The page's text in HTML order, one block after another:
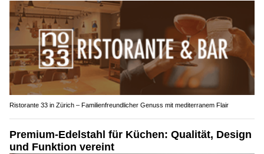
Ristorante 33 in Zürich – Familienfreundlicher Genuss mit mediterranem Flair
Premium-Edelstahl für Küchen: Qualität, Design
und Funktion vereint